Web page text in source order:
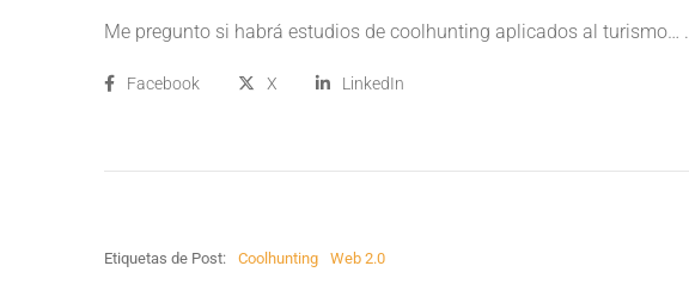
Me pregunto si habrá estudios de coolhunting aplicados al turismo… .
Facebook X LinkedIn
Etiquetas de Post: Coolhunting Web 2.0